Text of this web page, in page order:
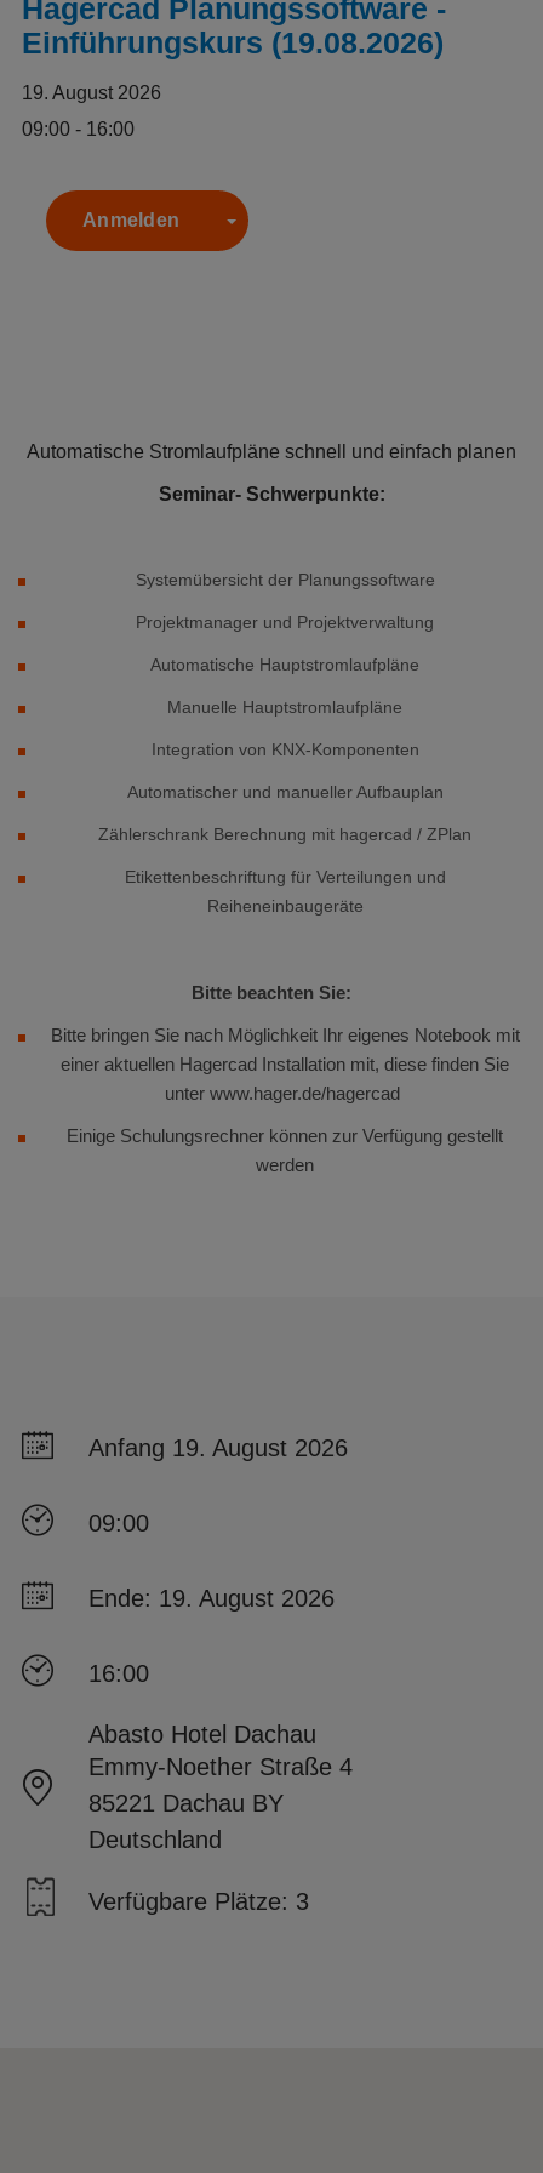
Hagercad Planungssoftware -
Einführungskurs (19.08.2026)
19. August 2026
09:00 - 16:00
Anmelden Toggle Dropdown
Automatische Stromlaufpläne schnell und einfach planen
Seminar- Schwerpunkte:
Systemübersicht der Planungssoftware
Projektmanager und Projektverwaltung
Automatische Hauptstromlaufpläne
Manuelle Hauptstromlaufpläne
Integration von KNX-Komponenten
Automatischer und manueller Aufbauplan
Zählerschrank Berechnung mit hagercad / ZPlan
Etikettenbeschriftung für Verteilungen und
Reiheneinbaugeräte
Bitte beachten Sie:
Bitte bringen Sie nach Möglichkeit Ihr eigenes Notebook mit
einer aktuellen Hagercad Installation mit, diese finden Sie
unter www.hager.de/hagercad
Einige Schulungsrechner können zur Verfügung gestellt
werden
Anfang 19. August 2026
09:00
Ende: 19. August 2026
16:00
Abasto Hotel Dachau
Emmy-Noether Straße 4
85221 Dachau BY
Deutschland
Verfügbare Plätze: 3